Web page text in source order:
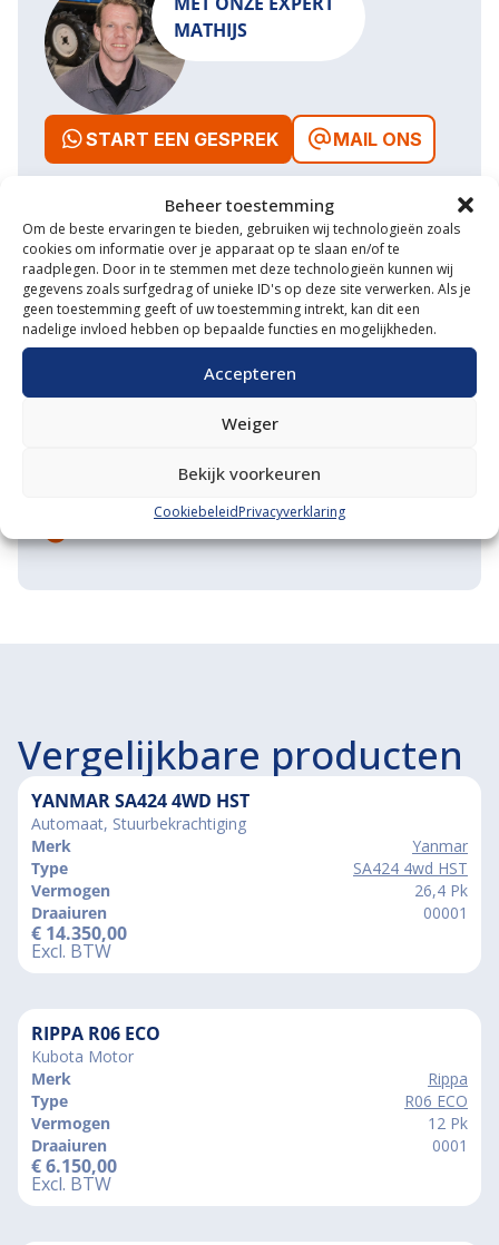
Beheer toestemming
Om de beste ervaringen te bieden, gebruiken wij technologieën zoals
cookies om informatie over je apparaat op te slaan en/of te
raadplegen. Door in te stemmen met deze technologieën kunnen wij
gegevens zoals surfgedrag of unieke ID's op deze site verwerken. Als je
geen toestemming geeft of uw toestemming intrekt, kan dit een
nadelige invloed hebben op bepaalde functies en mogelijkheden.
Accepteren
Weiger
Bekijk voorkeuren
CookiebeleidPrivacyverklaring
MATHIJS
START EEN GESPREK MAIL ONS
Waarom VM Service
Uitgebreide showroom
Eigen transportservice
Gespecialiseerde werkplaats
Grote voorraad minitrekkers
Vergelijkbare producten
YANMAR SA424 4WD HST
Automaat, Stuurbekrachtiging
Merk
Yanmar
Type
SA424 4wd HST
Vermogen
26,4 Pk
Draaiuren
00001
€ 14.350,00
Excl. BTW
RIPPA R06 ECO
Kubota Motor
Merk
Rippa
Type
R06 ECO
Vermogen
12 Pk
Draaiuren
0001
€6.150,00
Excl. BTW